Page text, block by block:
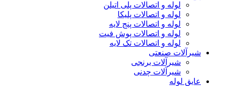
لوله و اتصالات پلی اتیلن
لوله و اتصالات پلیکا
لوله و اتصالات پنج لایه
لوله و اتصالات پوش فیت
لوله و اتصالات تک لایه
شیرآلات صنعتی
شیرآلات برنجی
شیرآلات چدنی
عایق لوله